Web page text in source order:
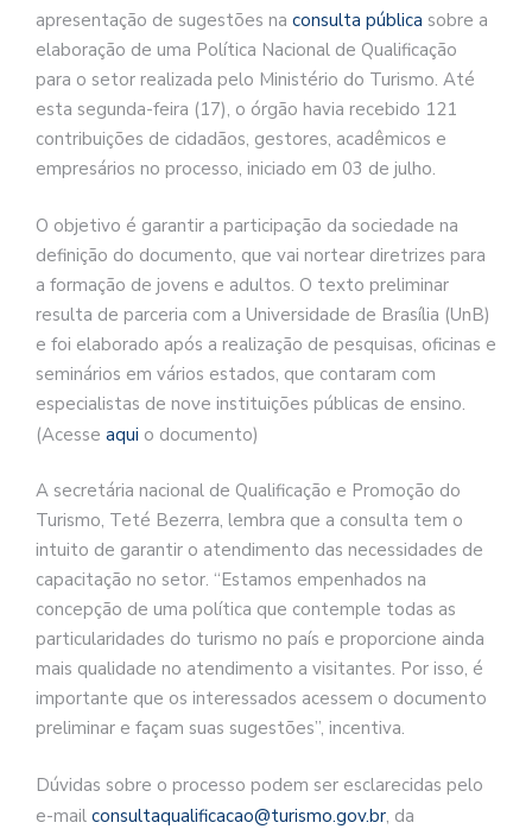
apresentação de sugestões na consulta pública sobre a
elaboração de uma Política Nacional de Qualificação
para o setor realizada pelo Ministério do Turismo. Até
esta segunda-feira (17), o órgão havia recebido 121
contribuições de cidadãos, gestores, acadêmicos e
empresários no processo, iniciado em 03 de julho.
O objetivo é garantir a participação da sociedade na
definição do documento, que vai nortear diretrizes para
a formação de jovens e adultos. O texto preliminar
resulta de parceria com a Universidade de Brasília (UnB)
e foi elaborado após a realização de pesquisas, oficinas e
seminários em vários estados, que contaram com
especialistas de nove instituições públicas de ensino.
(Acesse aqui o documento)
A secretária nacional de Qualificação e Promoção do
Turismo, Teté Bezerra, lembra que a consulta tem o
intuito de garantir o atendimento das necessidades de
capacitação no setor. “Estamos empenhados na
concepção de uma política que contemple todas as
particularidades do turismo no país e proporcione ainda
mais qualidade no atendimento a visitantes. Por isso, é
importante que os interessados acessem o documento
preliminar e façam suas sugestões”, incentiva.
Dúvidas sobre o processo podem ser esclarecidas pelo
e-mail consultaqualificacao@turismo.gov.br, da